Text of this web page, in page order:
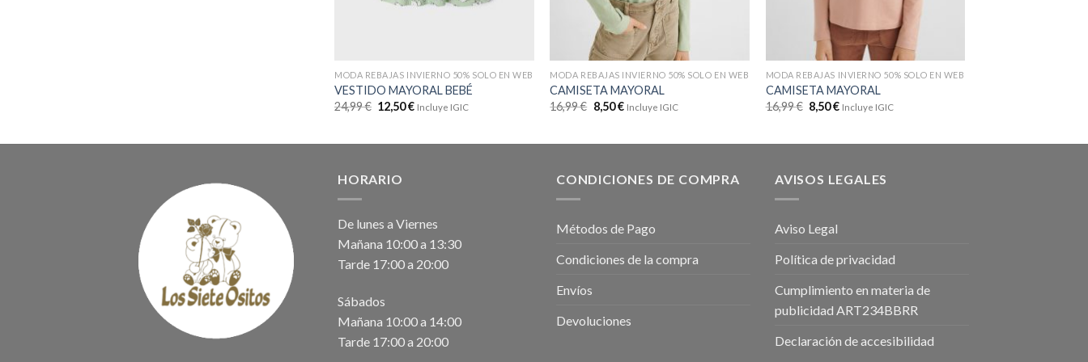
MODA REBAJAS INVIERNO 50% SOLO EN WEB
VESTIDO MAYORAL BEBÉ
24,99€ 12,50€ Incluye IGIC
MODA REBAJAS INVIERNO 50% SOLO EN WEB
CAMISETA MAYORAL
16,99€ 8,50€ Incluye IGIC
MODA REBAJAS INVIERNO 50% SOLO EN WEB
CAMISETA MAYORAL
16,99€ 8,50€ Incluye IGIC
HORARIO
De lunes a Viernes
Mañana 10:00 a 13:30
Tarde 17:00 a 20:00
Sábados
Mañana 10:00 a 14:00
Tarde 17:00 a 20:00
CONDICIONES DE COMPRA
Métodos de Pago
Condiciones de la compra
Envíos
Devoluciones
AVISOS LEGALES
Aviso Legal
Política de privacidad
Cumplimiento en materia de
publicidad ART234BBRR
Declaración de accesibilidad